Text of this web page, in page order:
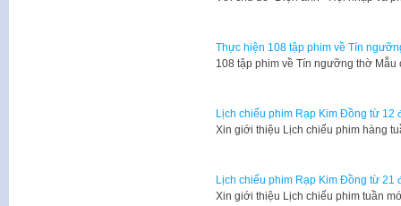
Thực hiện 108 tập phim về Tín
108 tập phim về Tín ngưỡng thờ
Lịch chiếu phim Rạp Kim Đồng từ 12
Xin giới thiệu Lịch chiếu phim hàng
Lịch chiếu phim Rạp Kim Đồng từ 21
Xin giới thiệu Lịch chiếu phim tuần